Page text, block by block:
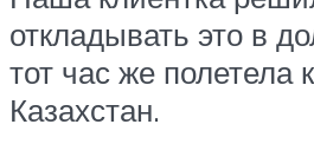
откладывать это в
тот час же полетела
Казахстан.